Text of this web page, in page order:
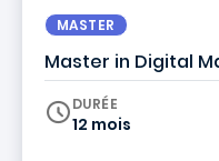
MASTER
Master in Digital
DURÉE
12 mois